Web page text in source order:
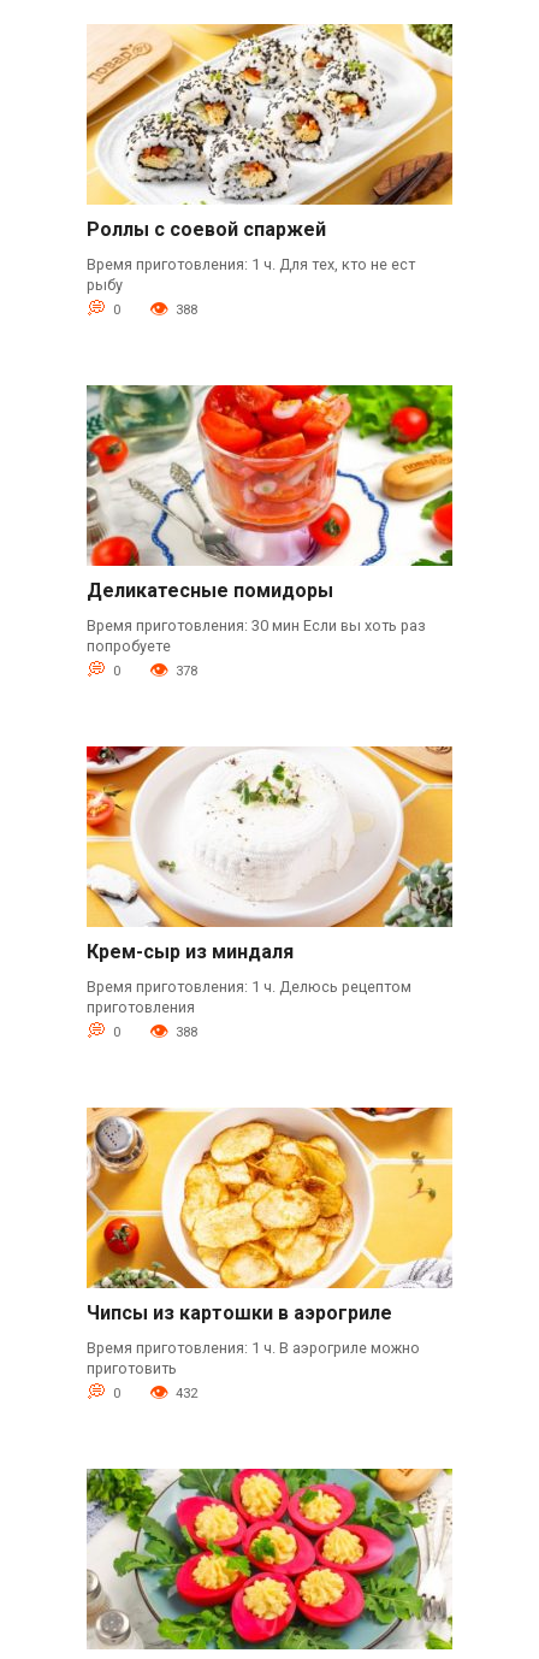
Роллы с соевой спаржей
Время приготовления: 1 ч. Для тех, кто не ест
рыбу
0 388
Деликатесные помидоры
Время приготовления: 30 мин Если вы хоть раз
попробуете
0 378
Крем-сыр из миндаля
Время приготовления: 1 ч. Делюсь рецептом
приготовления
0 388
Чипсы из картошки в аэрогриле
Время приготовления: 1 ч. В аэрогриле можно
приготовить
0 432